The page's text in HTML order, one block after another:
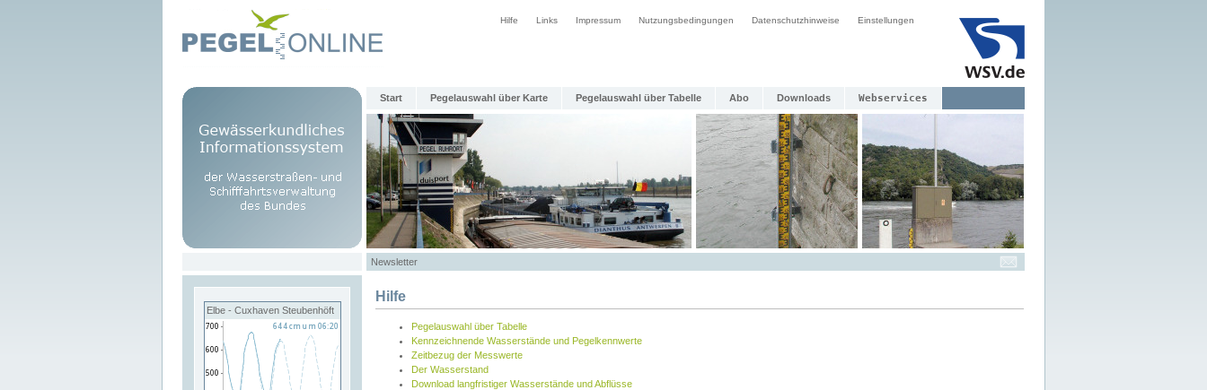
Hilfe Links Impressum Nutzungsbedingungen Datenschutzhinweise Einstellungen
Start Pegelauswahl über Karte Pegelauswahl über Tabelle Abo Downloads Webservices
Newsletter
Elbe - Cuxhaven Steubenhöft
Hilfe
Pegelauswahl über Tabelle
Kennzeichnende Wasserstände und Pegelkennwerte
Zeitbezug der Messwerte
Der Wasserstand
Download langfristiger Wasserstände und Abflüsse